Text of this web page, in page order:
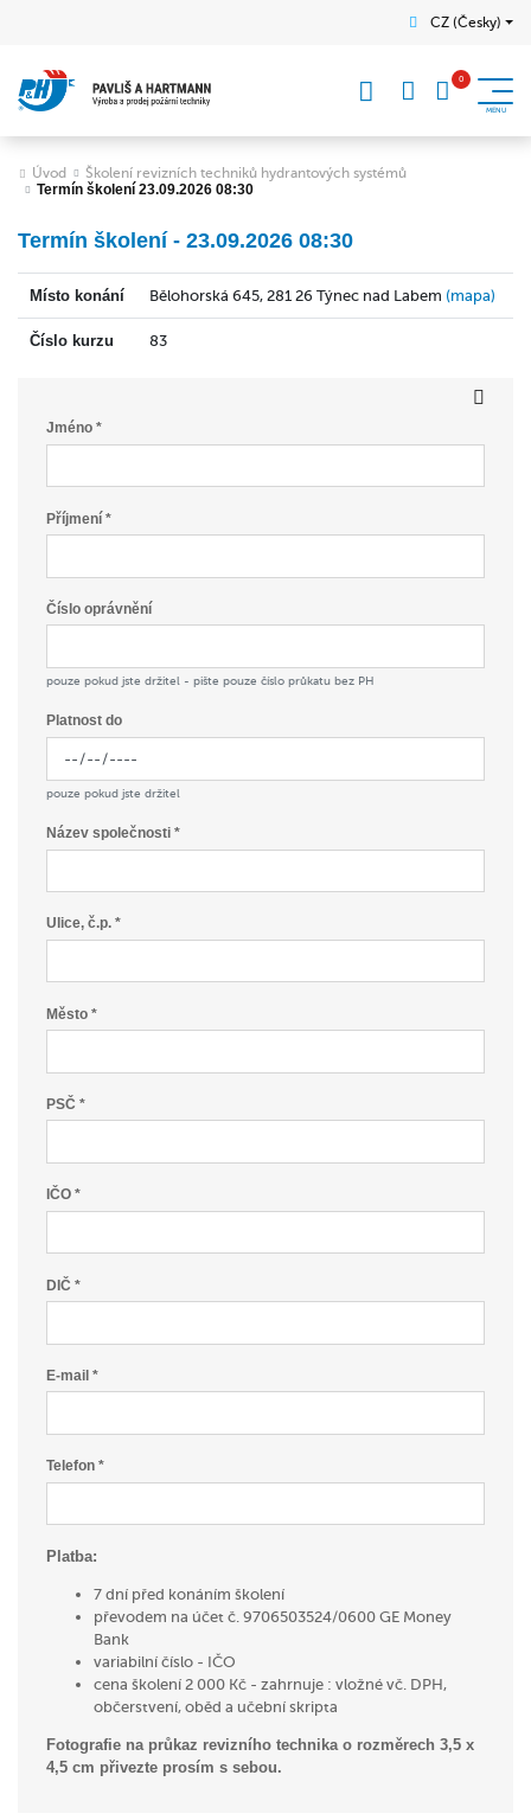
CZ (Česky)
Úvod
Školení revizních techniků hydrantových systémů
Termín školení 23.09.2026 08:30
Termín školení - 23.09.2026 08:30
Místo konání Bělohorská 645, 281 26 Týnec nad Labem (mapa)
Číslo kurzu 83
Jméno *
Příjmení *
Číslo oprávnění
pouze pokud jste držitel - pište pouze číslo průkatu bez PH
Platnost do
pouze pokud jste držitel
Název společnosti *
Ulice, č.p. *
Město *
PSČ *
IČO *
DIČ *
E-mail *
Telefon *
Platba:
7 dní před konáním školení
převodem na účet č. 9706503524/0600 GE Money
Bank
variabilní číslo - IČO
cena školení 2 000 Kč - zahrnuje : vložné vč. DPH,
občerstvení, oběd a učební skripta
Fotografie na průkaz revizního technika o rozměrech 3,5 x
4,5 cm přivezte prosím s sebou.